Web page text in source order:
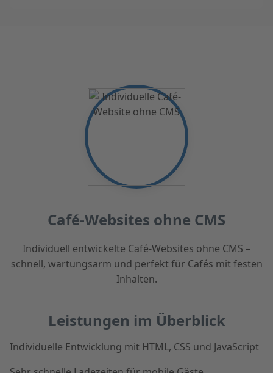
Café-Websites ohne CMS
Individuell entwickelte Café-Websites ohne CMS –
schnell, wartungsarm und perfekt für Cafés mit festen
Inhalten.
Leistungen im Überblick
Individuelle Entwicklung mit HTML, CSS und JavaScript